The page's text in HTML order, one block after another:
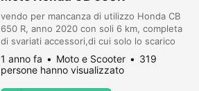
vendo per mancanza di utilizzo Honda CB
650 R, anno 2020 con soli 6 km, completa
di svariati accessori,di cui solo lo scarico
completo è costato 1400 €. Inoltre rendo i
pezzi originali. No permute, no sognatori.
1 anno fa Moto e Scooter
319
persone hanno visualizzato